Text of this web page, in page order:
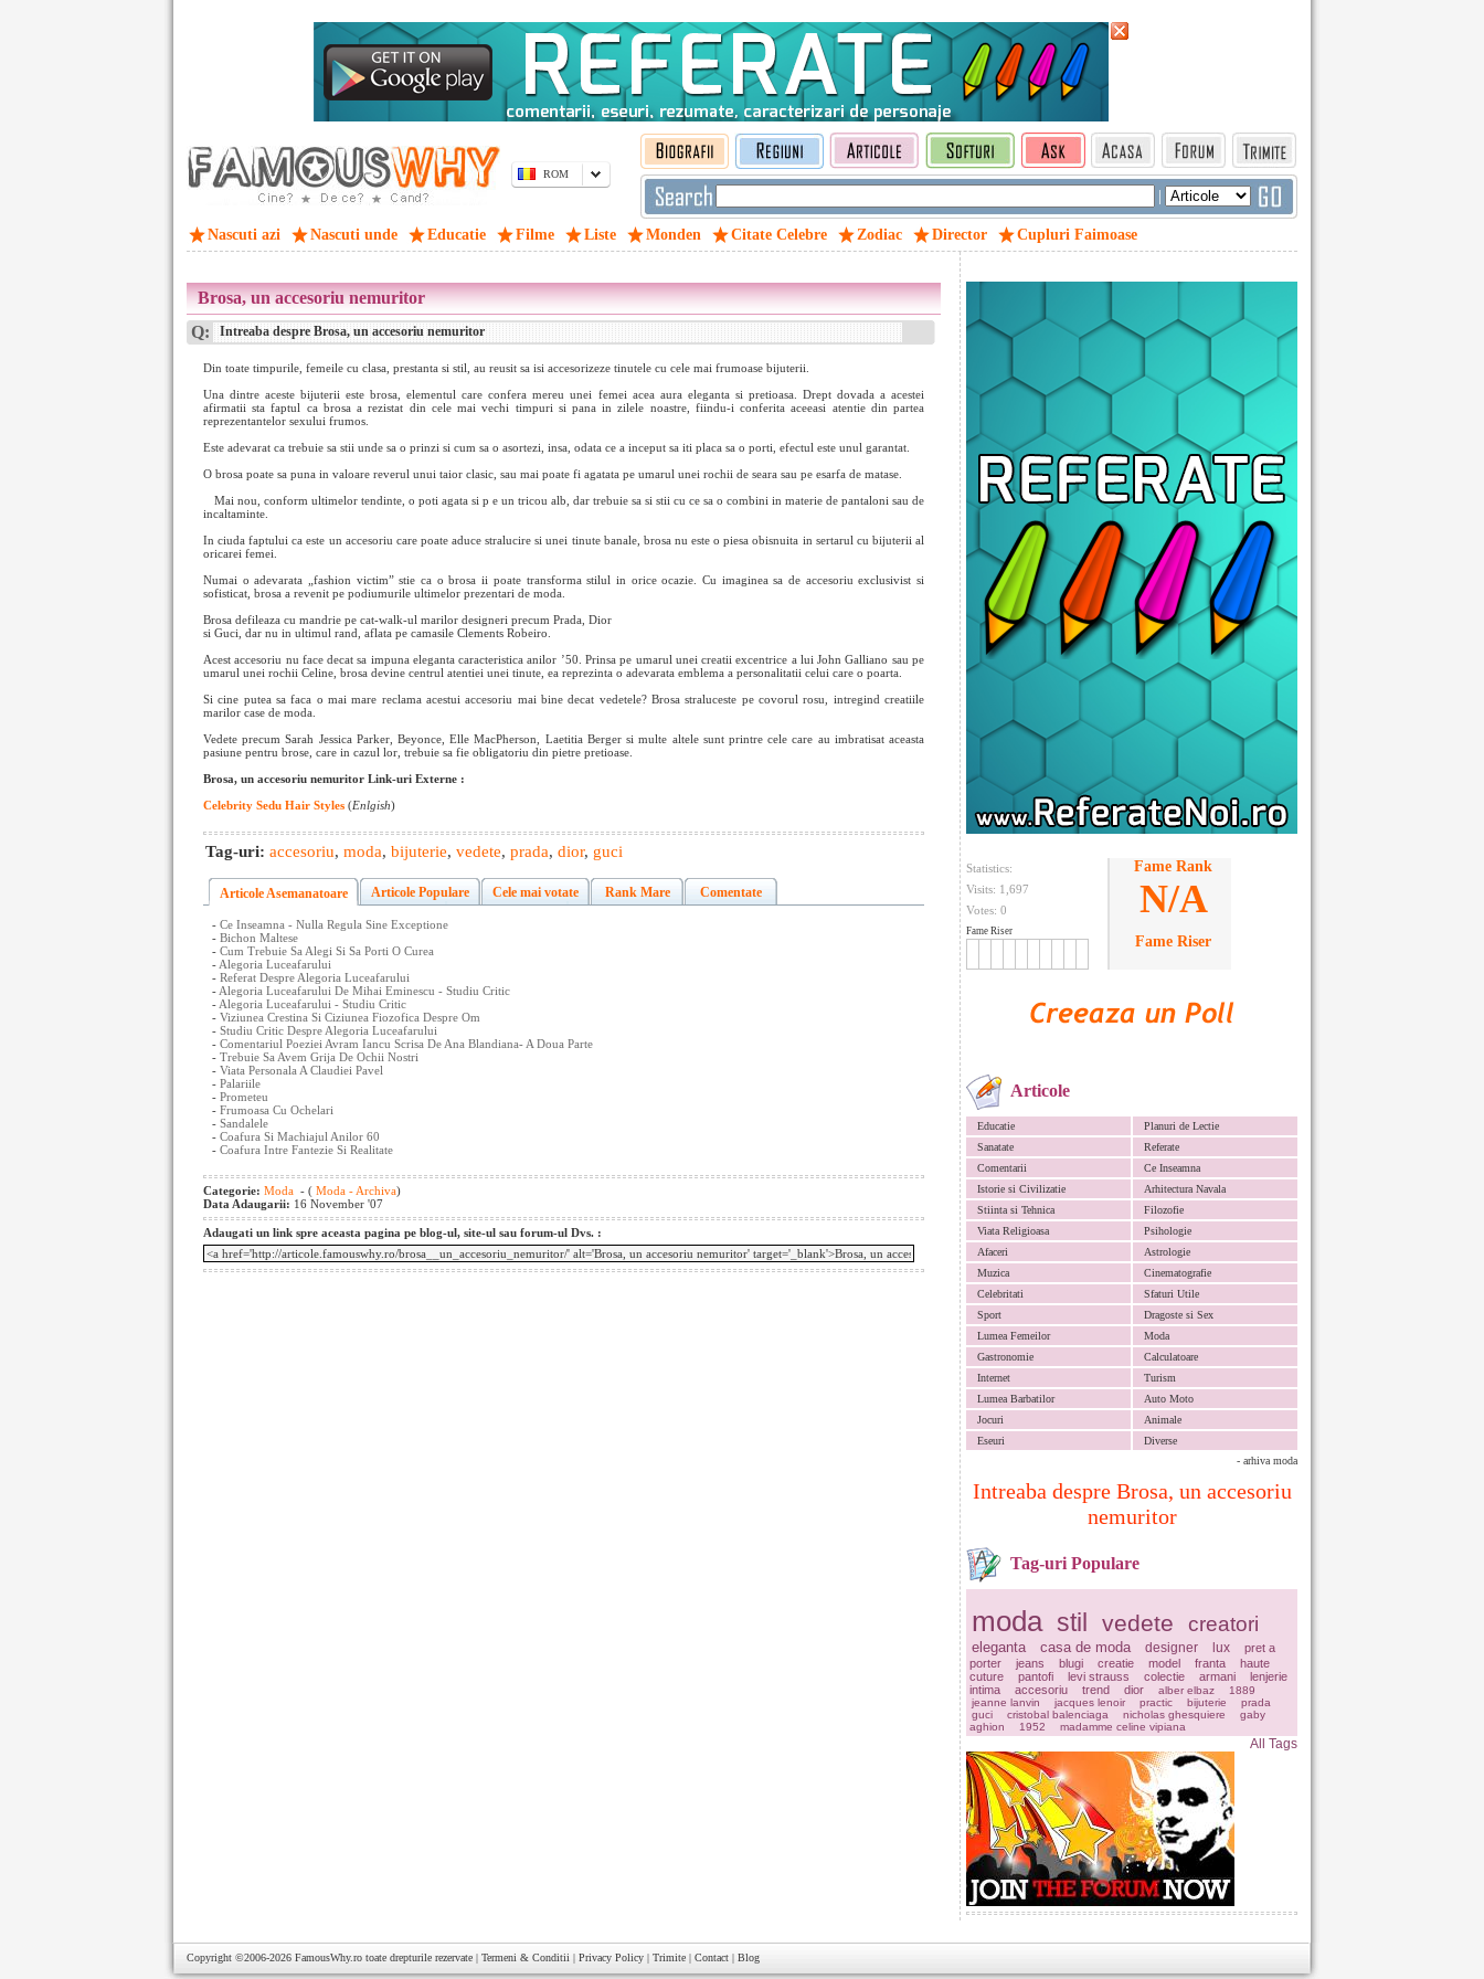
ROM
|
Nascuti azi Nascuti unde Educatie Filme Liste Monden Citate Celebre Zodiac Director Cupluri Faimoase
Statistics:
Visits: 1,697
Votes: 0
Fame Riser
Fame Rank
N/A
Fame Riser
Articole
Educatie
Planuri de Lectie
Sanatate
Referate
Comentarii
Ce Inseamna
Istorie si Civilizatie
Arhitectura Navala
Stiinta si Tehnica
Filozofie
Viata Religioasa
Psihologie
Afaceri
Astrologie
Muzica
Cinematografie
Celebritati
Sfaturi Utile
Sport
Dragoste si Sex
Lumea Femeilor
Moda
Gastronomie
Calculatoare
Internet
Turism
Lumea Barbatilor
Auto Moto
Jocuri
Animale
Eseuri
Diverse
- arhiva moda
Intreaba despre Brosa, un accesoriu
nemuritor
Tag-uri Populare
moda stil vedete creatori
eleganta casa de moda designer lux
pret a
porter
jeans blugi creatie model franta
haute
cuture
pantofi levi strauss colectie armani
lenjerie
intima
accesoriu trend dior alber elbaz
1889
jeanne lanvin
jacques lenoir practic bijuterie
prada
guci
cristobal balenciaga nicholas ghesquiere
gaby
aghion
1952 madamme celine vipiana
All Tags
Brosa, un accesoriu nemuritor
Q: Intreaba despre Brosa, un accesoriu nemuritor
Din toate timpurile, femeile cu clasa, prestanta si stil, au reusit sa isi accesorizeze tinutele cu cele mai frumoase bijuterii.
Una dintre aceste bijuterii este brosa, elementul care confera mereu unei femei acea aura eleganta si pretioasa. Drept dovada a acestei
afirmatii sta faptul ca brosa a rezistat din cele mai vechi timpuri si pana in zilele noastre, fiindu-i conferita aceeasi atentie din partea
reprezentantelor sexului frumos.
Este adevarat ca trebuie sa stii unde sa o prinzi si cum sa o asortezi, insa, odata ce a inceput sa iti placa sa o porti, efectul este unul garantat.
O brosa poate sa puna in valoare reverul unui taior clasic, sau mai poate fi agatata pe umarul unei rochii de seara sau pe esarfa de matase.
Mai nou, conform ultimelor tendinte, o poti agata si p e un tricou alb, dar trebuie sa si stii cu ce sa o combini in materie de pantaloni sau de
incaltaminte.
In ciuda faptului ca este un accesoriu care poate aduce stralucire si unei tinute banale, brosa nu este o piesa obisnuita in sertarul cu bijuterii al
oricarei femei.
Numai o adevarata „fashion victim” stie ca o brosa ii poate transforma stilul in orice ocazie. Cu imaginea sa de accesoriu exclusivist si
sofisticat, brosa a revenit pe podiumurile ultimelor prezentari de moda.
Brosa defileaza cu mandrie pe cat-walk-ul marilor designeri precum Prada, Dior
si Guci, dar nu in ultimul rand, aflata pe camasile Clements Robeiro.
Acest accesoriu nu face decat sa impuna eleganta caracteristica anilor ’50. Prinsa pe umarul unei creatii excentrice a lui John Galliano sau pe
umarul unei rochii Celine, brosa devine centrul atentiei unei tinute, ea reprezinta o adevarata emblema a personalitatii celui care o poarta.
Si cine putea sa faca o mai mare reclama acestui accesoriu mai bine decat vedetele? Brosa straluceste pe covorul rosu, intregind creatiile
marilor case de moda.
Vedete precum Sarah Jessica Parker, Beyonce, Elle MacPherson, Laetitia Berger si multe altele sunt printre cele care au imbratisat aceasta
pasiune pentru brose, care in cazul lor, trebuie sa fie obligatoriu din pietre pretioase.
Brosa, un accesoriu nemuritor Link-uri Externe :
Celebrity Sedu Hair Styles (Enlgish)
Tag-uri: accesoriu, moda, bijuterie, vedete, prada, dior, guci
Articole Asemanatoare Articole Populare Cele mai votate Rank Mare Comentate
- Ce Inseamna - Nulla Regula Sine Exceptione
- Bichon Maltese
- Cum Trebuie Sa Alegi Si Sa Porti O Curea
- Alegoria Luceafarului
- Referat Despre Alegoria Luceafarului
- Alegoria Luceafarului De Mihai Eminescu - Studiu Critic
- Alegoria Luceafarului - Studiu Critic
- Viziunea Crestina Si Ciziunea Fiozofica Despre Om
- Studiu Critic Despre Alegoria Luceafarului
- Comentariul Poeziei Avram Iancu Scrisa De Ana Blandiana- A Doua Parte
- Trebuie Sa Avem Grija De Ochii Nostri
- Viata Personala A Claudiei Pavel
- Palariile
- Prometeu
- Frumoasa Cu Ochelari
- Sandalele
- Coafura Si Machiajul Anilor 60
- Coafura Intre Fantezie Si Realitate
Categorie: Moda - ( Moda - Archiva)
Data Adaugarii: 16 November '07
Adaugati un link spre aceasta pagina pe blog-ul, site-ul sau forum-ul Dvs. :
Copyright ©2006-2026 FamousWhy.ro toate drepturile rezervate | Termeni & Conditii | Privacy Policy | Trimite | Contact | Blog